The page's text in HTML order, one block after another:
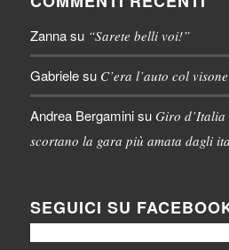
Zannasu “Sarete belli voi!”
Gabrielesu C’era l’auto col
Andrea Bergaminisu Giro d’Italia
scortano la gara più amata dagli
SEGUICI SU